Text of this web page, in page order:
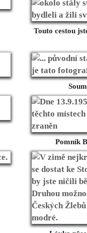
Touto cestou
Pomník